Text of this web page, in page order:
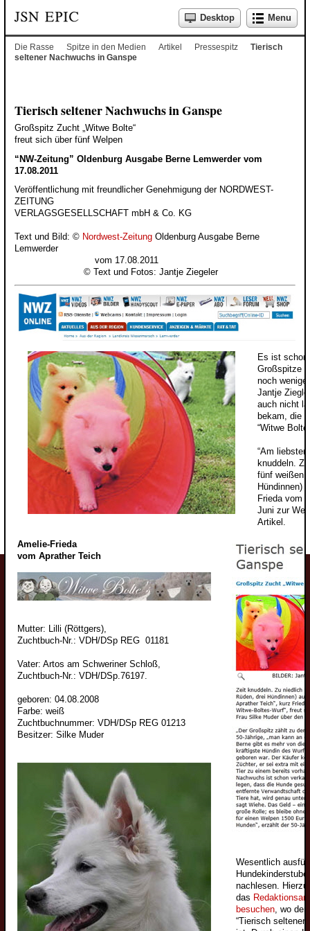
Desktop Menu
Die Rasse Spitze in den Medien Artikel Pressespitz
Tierisch
seltener Nachwuchs in Ganspe
Tierisch seltener Nachwuchs in Ganspe
Großspitz Zucht „Witwe Bolte“
freut sich über fünf Welpen
“NW-Zeitung” Oldenburg Ausgabe Berne Lemwerder vom
17.08.2011
Veröffentlichung mit freundlicher Genehmigung der NORDWEST-
ZEITUNG
VERLAGSGESELLSCHAFT mbH & Co. KG
Text und Bild: © Nordwest-ZeitungOldenburg Ausgabe Berne
Lemwerder
vom 17.08.2011
© Text und Fotos: Jantje Ziegeler
Es ist
Großspitze
noch
Jantje
auch nicht
bekam, die
“Witwe
“Am
knuddeln.
fünf weißen
Hündinnen)
Frieda vom
Juni zur
Artikel.
Amelie-Frieda
vom Aprather Teich
Mutter: Lilli (Röttgers),
Zuchtbuch-Nr.: VDH/DSp REG 01181
Vater: Artos am Schweriner Schloß,
Zuchtbuch-Nr.: VDH/DSp.76197.
geboren: 04.08.2008
Farbe: weiß
Zuchtbuchnummer: VDH/DSp REG 01213
Besitzer: Silke Muder
Wesentlich
nachlesen.
das
besuchen, wo der
“Tierisch seltener
Welpen
Wolfsspitzwelpen
Mittelspitzwelpen
Kleinspitzwelpen
Zwergspitzwelpen
Wolfsspitzjunghunde
Grossspitzjunghunde
Kleinspitzjunghunde
Zwergspitzjunghunde
Züchter
Wolfsspitzzüchter
Großspitzzüchter
Mittelspitzzüchter
Kleinspitzzüchter
Zwergspitzzüchter